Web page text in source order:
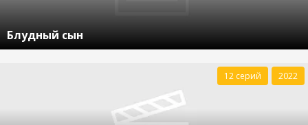
Блудный сын
12 серий 2022